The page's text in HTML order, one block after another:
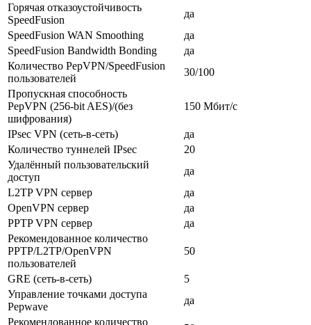
Горячая отказоустойчивость
SpeedFusion
да
SpeedFusion WAN Smoothing
да
SpeedFusion Bandwidth Bonding
да
Количество PepVPN/SpeedFusion
пользователей
30/100
Пропускная способность
PepVPN (256-bit AES)/(без
шифрования)
150 Мбит/с
IPsec VPN (сеть-в-сеть)
да
Количество туннелей IPsec
20
Удалённый пользовательский
доступ
да
L2TP VPN сервер
да
OpenVPN сервер
да
PPTP VPN сервер
да
Рекомендованное количество
PPTP/L2TP/OpenVPN
пользователей
50
GRE (сеть-в-сеть)
5
Управление точками доступа
Pepwave
да
Рекомендованное количество